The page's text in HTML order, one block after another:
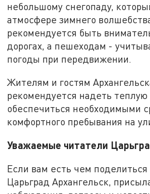
небольшому снегопаду,
атмосфере зимнего
рекомендуется быть
дорогах, а пешеходам -
погоды при передвижении.
Жителям и гостям
рекомендуется надеть
обеспечиться необходимыми
комфортного пребывания на
Уважаемые читатели
Если вам есть чем
Царьград Архангельск,